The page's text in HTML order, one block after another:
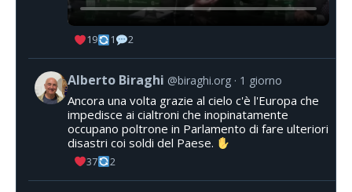
19 1 2
Alberto Biraghi @biraghi.org 1 giorno
Ancora una volta grazie al cielo c'è l'Europa che
impedisce ai cialtroni che inopinatamente
occupano poltrone in Parlamento di fare ulteriori
disastri coi soldi del Paese.
37 2